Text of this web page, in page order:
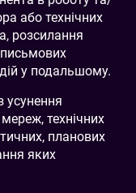
або технічних
розсилання
у подальшому.
усунення
технічних
планових
яких